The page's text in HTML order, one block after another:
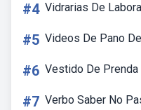
#4 Vidrarias De
#5 Videos De Pano
#6 Vestido De
#7 Verbo Saber No